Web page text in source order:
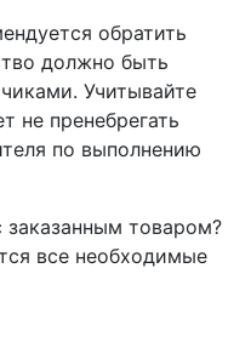
обратить
должно быть
Учитывайте
не пренебрегать
по выполнению
заказанным товаром?
все необходимые